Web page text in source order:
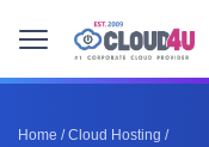
Home /Cloud Hosting /